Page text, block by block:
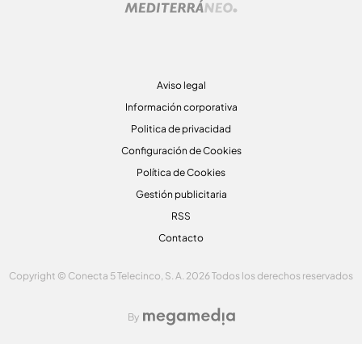
Aviso legal
Información corporativa
Politica de privacidad
Configuración de Cookies
Política de Cookies
Gestión publicitaria
RSS
Contacto
Copyright © Conecta 5 Telecinco, S. A. 2026 Todos los derechos reservados
By